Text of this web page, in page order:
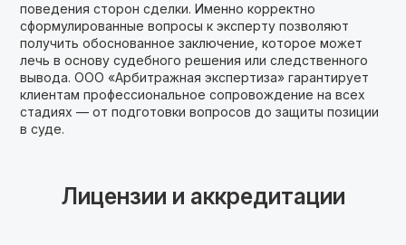
поведения сторон сделки. Именно корректно
сформулированные вопросы к эксперту позволяют
получить обоснованное заключение, которое может
лечь в основу судебного решения или следственного
вывода. ООО «Арбитражная экспертиза» гарантирует
клиентам профессиональное сопровождение на всех
стадиях — от подготовки вопросов до защиты позиции
в суде.
Лицензии и аккредитации